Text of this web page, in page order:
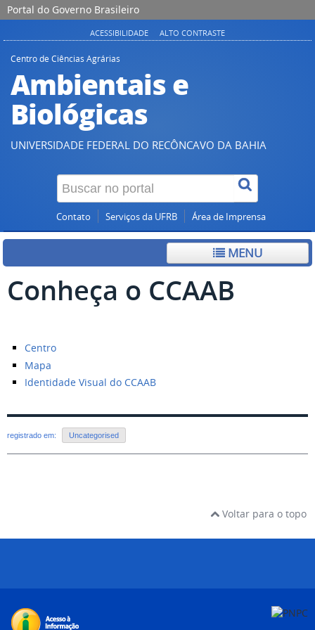
Portal do Governo Brasileiro
ACESSIBILIDADE ALTO CONTRASTE
Centro de Ciências Agrárias
Ambientais e
Biológicas
UNIVERSIDADE FEDERAL DO RECÔNCAVO DA BAHIA
Contato Serviços da UFRB Área de Imprensa
MENU
Conheça o CCAAB
Centro
Mapa
Identidade Visual do CCAAB
registrado em: Uncategorised
Voltar para o topo